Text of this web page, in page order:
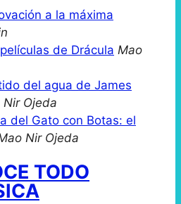
a la máxima
de Drácula Mao
del agua de James
Nir Ojeda
del Gato con Botas: el
Nir Ojeda
TODO